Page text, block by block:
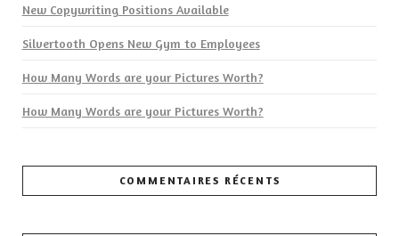
New Copywriting Positions Available
Silvertooth Opens New Gym to Employees
How Many Words are your Pictures Worth?
How Many Words are your Pictures Worth?
COMMENTAIRES RÉCENTS